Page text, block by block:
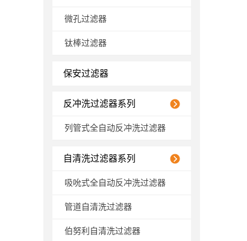
微孔过滤器
钛棒过滤器
保安过滤器
反冲洗过滤器系列
列管式全自动反冲洗过滤器
自清洗过滤器系列
吸吮式全自动反冲洗过滤器
管道自清洗过滤器
伯努利自清洗过滤器